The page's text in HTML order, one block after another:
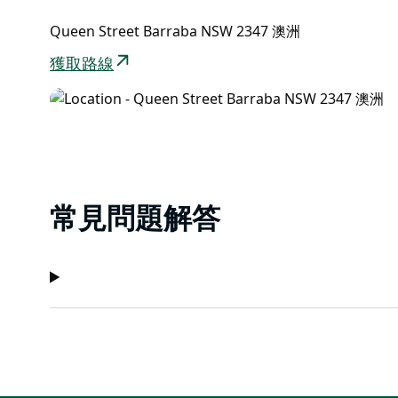
Queen Street Barraba NSW 2347 澳洲
獲取路線
常見問題解答